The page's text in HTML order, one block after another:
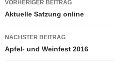
VORHERIGER BEITRAG
Aktuelle Satzung online
NÄCHSTER BEITRAG
Apfel- und Weinfest 2016